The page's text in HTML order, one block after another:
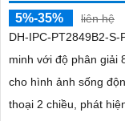
5%-35%
liên hệ
DH-IPC-PT2849B2-
minh với độ phân giải
cho hình ảnh sống động cả ngày
thoại 2 chiều, phát